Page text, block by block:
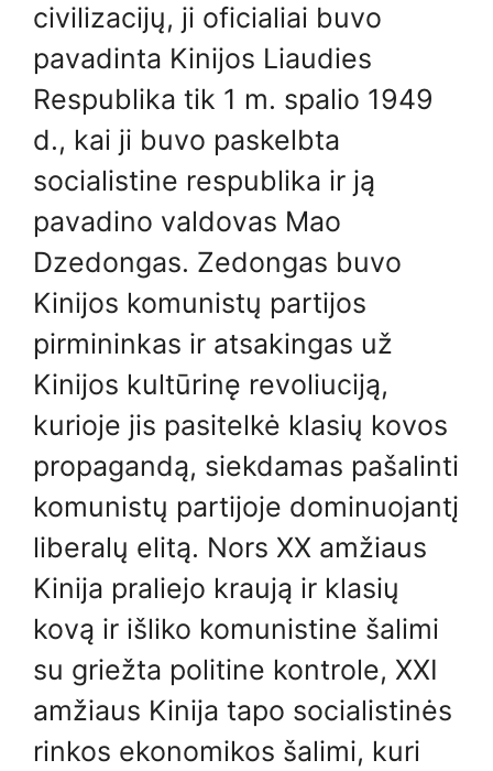
civilizacijų, ji oficialiai buvo
pavadinta Kinijos Liaudies
Respublika tik 1 m. spalio 1949
d., kai ji buvo paskelbta
socialistine respublika ir ją
pavadino valdovas Mao
Dzedongas. Zedongas buvo
Kinijos komunistų partijos
pirmininkas ir atsakingas už
Kinijos kultūrinę revoliuciją,
kurioje jis pasitelkė klasių kovos
propagandą, siekdamas pašalinti
komunistų partijoje dominuojantį
liberalų elitą. Nors XX amžiaus
Kinija praliejo kraują ir klasių
kovą ir išliko komunistine šalimi
su griežta politine kontrole, XXI
amžiaus Kinija tapo socialistinės
rinkos ekonomikos šalimi, kuri